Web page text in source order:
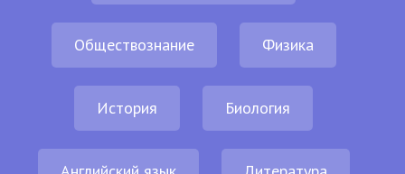
Обществознание Физика
История Биология